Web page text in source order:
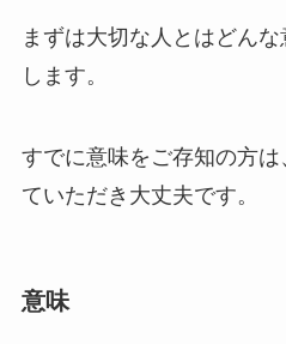
まずは大切な人とはどん
します。
すでに意味をご存知の方
ていただき大丈夫です。
意味